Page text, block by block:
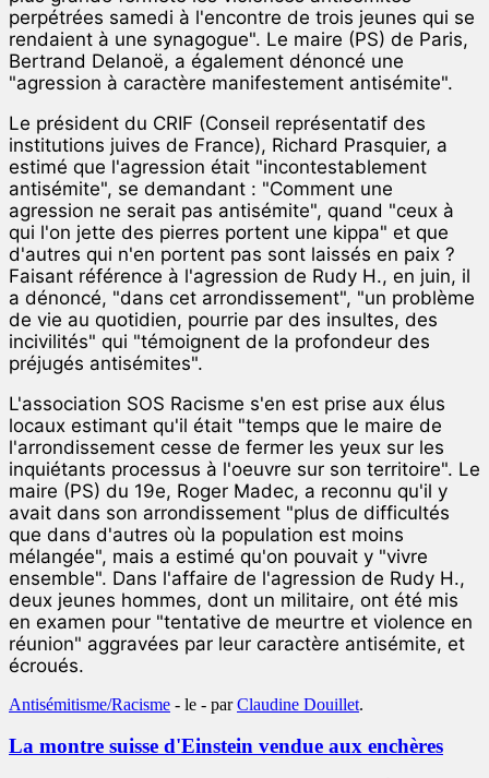
perpétrées samedi à l'encontre de trois jeunes qui se
rendaient à une synagogue". Le maire (PS) de Paris,
Bertrand Delanoë, a également dénoncé une
"agression à caractère manifestement antisémite".
Le président du CRIF (Conseil représentatif des
institutions juives de France), Richard Prasquier, a
estimé que l'agression était "incontestablement
antisémite", se demandant : "Comment une
agression ne serait pas antisémite", quand "ceux à
qui l'on jette des pierres portent une kippa" et que
d'autres qui n'en portent pas sont laissés en paix ?
Faisant référence à l'agression de Rudy H., en juin, il
a dénoncé, "dans cet arrondissement", "un problème
de vie au quotidien, pourrie par des insultes, des
incivilités" qui "témoignent de la profondeur des
préjugés antisémites".
L'association SOS Racisme s'en est prise aux élus
locaux estimant qu'il était "temps que le maire de
l'arrondissement cesse de fermer les yeux sur les
inquiétants processus à l'oeuvre sur son territoire". Le
maire (PS) du 19e, Roger Madec, a reconnu qu'il y
avait dans son arrondissement "plus de difficultés
que dans d'autres où la population est moins
mélangée", mais a estimé qu'on pouvait y "vivre
ensemble". Dans l'affaire de l'agression de Rudy H.,
deux jeunes hommes, dont un militaire, ont été mis
en examen pour "tentative de meurtre et violence en
réunion" aggravées par leur caractère antisémite, et
écroués.
Antisémitisme/Racisme - le - parClaudine Douillet.
La montre suisse d'Einstein vendue aux enchères